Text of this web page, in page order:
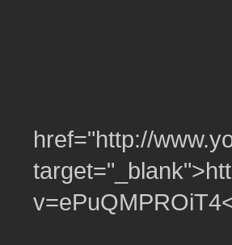
href="http://